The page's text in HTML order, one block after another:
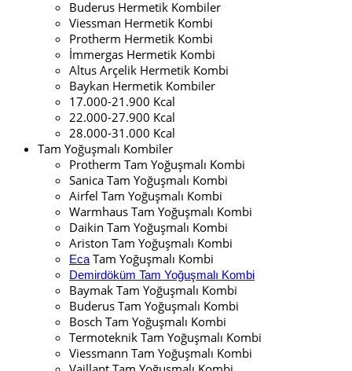
Buderus Hermetik Kombiler
Viessman Hermetik Kombi
Protherm Hermetik Kombi
İmmergas Hermetik Kombi
Altus Arçelik Hermetik Kombi
Baykan Hermetik Kombiler
17.000-21.900 Kcal
22.000-27.900 Kcal
28.000-31.000 Kcal
Tam Yoğuşmalı Kombiler
Protherm Tam Yoğuşmalı Kombi
Sanica Tam Yoğuşmalı Kombi
Airfel Tam Yoğuşmalı Kombi
Warmhaus Tam Yoğuşmalı Kombi
Daikin Tam Yoğuşmalı Kombi
Ariston Tam Yoğuşmalı Kombi
Eca Tam Yoğuşmalı Kombi
Demirdöküm Tam Yoğuşmalı Kombi
Baymak Tam Yoğuşmalı Kombi
Buderus Tam Yoğuşmalı Kombi
Bosch Tam Yoğuşmalı Kombi
Termoteknik Tam Yoğuşmalı Kombi
Viessmann Tam Yoğuşmalı Kombi